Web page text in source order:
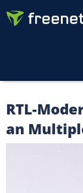
RTL-
an